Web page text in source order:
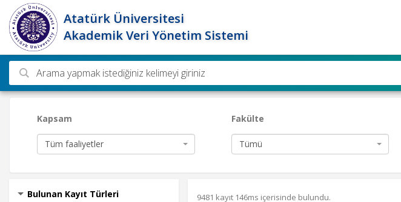
Atatürk Üniversitesi
Akademik Veri Yönetim Sistemi
Ara
Kapsam
Tüm faaliyetler
Fakülte
Tümü
Bulunan Kayıt Türleri 9481 kayıt 146ms içerisinde bulundu.